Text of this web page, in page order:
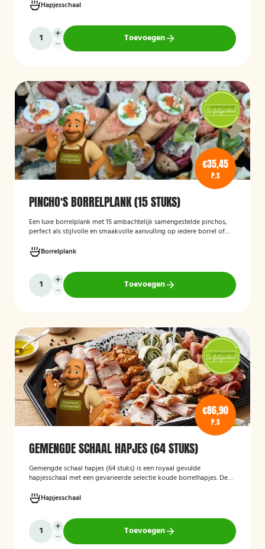
feestelijke gelegenheden en biedt een gemakkelijke, kant-en-klare
oplossing voor het serveren van smakelijke hapjes aan uw gasten.
Hapjesschaal
Toevoegen
€35,45
P.S
PINCHO'S BORRELPLANK (15 STUKS)
Een luxe borrelplank met 15 ambachtelijk samengestelde pinchos,
perfect als stijlvolle en smaakvolle aanvulling op iedere borrel of
Borrelplank
Toevoegen
€86,90
P.S
GEMENGDE SCHAAL HAPJES (64 STUKS)
Gemengde schaal hapjes (64 stuks) is een royaal gevulde
hapjesschaal met een gevarieerde selectie koude borrelhapjes. De
recepties, bedrijfsborrels en andere feestelijke gelegenheden. Met
64 hapjes is deze schaal geschikt om een grotere groep gasten te
voorzien van smakelijke en gevarieerde snacks.
Hapjesschaal
Toevoegen